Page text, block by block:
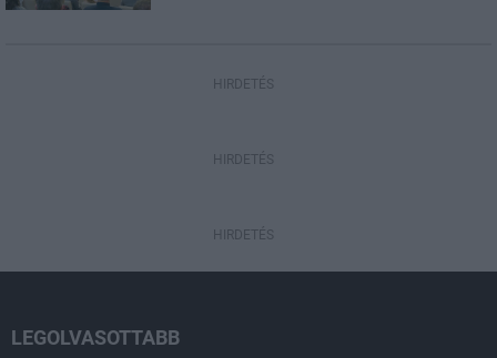
HIRDETÉS
HIRDETÉS
HIRDETÉS
LEGOLVASOTTABB